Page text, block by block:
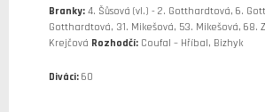
Branky: 4. Šůsová (vl.) - 2. Gotthardtová, 6.
Gotthardtová, 31. Mikešová, 53. Mikešová, 68.
Krejčová Rozhodčí: Coufal – Hříbal, Bizhyk
Diváci: 60